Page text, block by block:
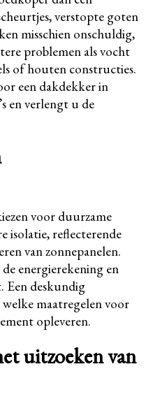
verstopte goten
misschien onschuldig,
problemen als vocht
of houten constructies.
een dakdekker in
en verlengt u de
voor duurzame
isolatie, reflecterende
van zonnepanelen.
energierekening en
deskundig
maatregelen voor
opleveren.
uitzoeken van